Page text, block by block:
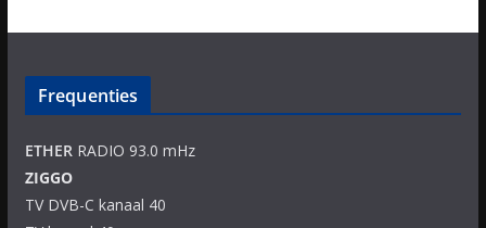
Frequenties
ETHERRADIO 93.0 mHz
ZIGGO
TV DVB-C kanaal 40